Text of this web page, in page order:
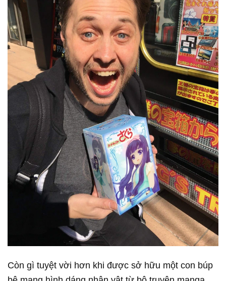
Còn gì tuyệt vời hơn khi được sở hữu một con búp